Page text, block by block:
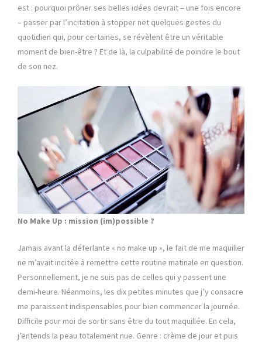
est : pourquoi prôner ses belles idées devrait – une fois encore
– passer par l’incitation à stopper net quelques gestes du
quotidien qui, pour certaines, se révèlent être un véritable
moment de bien-être ? Et de là, la culpabilité de poindre le bout
de son nez.
No Make Up : mission (im)possible ?
Jamais avant la déferlante « no make up », le fait de me maquiller
ne m’avait incitée à remettre cette routine matinale en question.
Personnellement, je ne suis pas de celles qui y passent une
demi-heure. Néanmoins, les dix petites minutes que j’y consacre
me paraissent indispensables pour bien commencer la journée.
Difficile pour moi de sortir sans être du tout maquillée. En cela,
j’entends la peau totalement nue. Genre : crème de jour et puis